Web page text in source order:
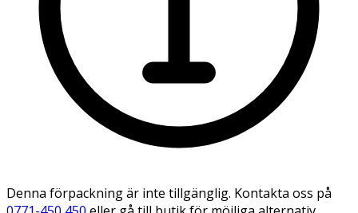
Denna förpackning är inte tillgänglig. Kontakta oss på